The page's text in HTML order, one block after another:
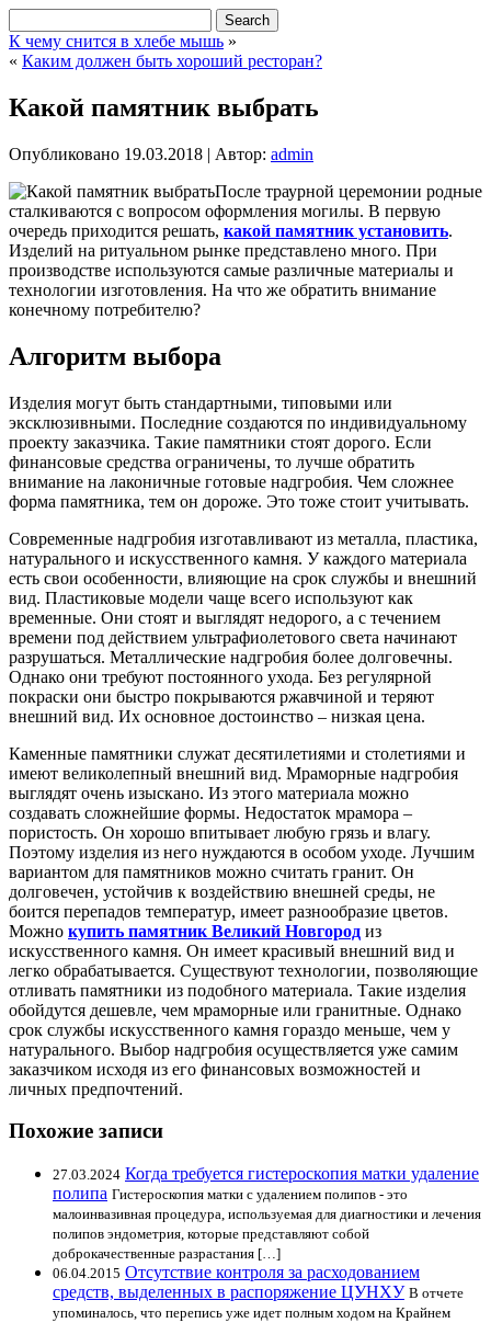
К чему снится в хлебе мышь »
« Каким должен быть хороший ресторан?
Какой памятник выбрать
Опубликовано 19.03.2018 | Автор: admin
После траурной церемонии родные
сталкиваются с вопросом оформления могилы. В первую
очередь приходится решать, какой памятник установить.
Изделий на ритуальном рынке представлено много. При
производстве используются самые различные материалы и
технологии изготовления. На что же обратить внимание
конечному потребителю?
Алгоритм выбора
Изделия могут быть стандартными, типовыми или
эксклюзивными. Последние создаются по индивидуальному
проекту заказчика. Такие памятники стоят дорого. Если
финансовые средства ограничены, то лучше обратить
внимание на лаконичные готовые надгробия. Чем сложнее
форма памятника, тем он дороже. Это тоже стоит учитывать.
Современные надгробия изготавливают из металла, пластика,
натурального и искусственного камня. У каждого материала
есть свои особенности, влияющие на срок службы и внешний
вид. Пластиковые модели чаще всего используют как
временные. Они стоят и выглядят недорого, а с течением
времени под действием ультрафиолетового света начинают
разрушаться. Металлические надгробия более долговечны.
Однако они требуют постоянного ухода. Без регулярной
покраски они быстро покрываются ржавчиной и теряют
внешний вид. Их основное достоинство – низкая цена.
Каменные памятники служат десятилетиями и столетиями и
имеют великолепный внешний вид. Мраморные надгробия
выглядят очень изыскано. Из этого материала можно
создавать сложнейшие формы. Недостаток мрамора –
пористость. Он хорошо впитывает любую грязь и влагу.
Поэтому изделия из него нуждаются в особом уходе. Лучшим
вариантом для памятников можно считать гранит. Он
долговечен, устойчив к воздействию внешней среды, не
боится перепадов температур, имеет разнообразие цветов.
Можно купить памятник Великий Новгород из
искусственного камня. Он имеет красивый внешний вид и
легко обрабатывается. Существуют технологии, позволяющие
отливать памятники из подобного материала. Такие изделия
обойдутся дешевле, чем мраморные или гранитные. Однако
срок службы искусственного камня гораздо меньше, чем у
натурального. Выбор надгробия осуществляется уже самим
заказчиком исходя из его финансовых возможностей и
личных предпочтений.
Похожие записи
27.03.2024 Когда требуется гистероскопия матки удаление
полипа Гистероскопия матки с удалением полипов - это
малоинвазивная процедура, используемая для диагностики и лечения
полипов эндометрия, которые представляют собой
доброкачественные разрастания […]
06.04.2015 Отсутствие контроля за расходованием
средств, выделенных в распоряжение ЦУНХУ В отчете
упоминалось, что перепись уже идет полным ходом на Крайнем